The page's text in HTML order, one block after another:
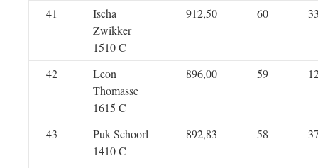
41
Ischa
Zwikker
1510 C
912,50 60
42
Leon
Thomasse
1615 C
896,00 59
43
Puk Schoorl
1410 C
892,83 58